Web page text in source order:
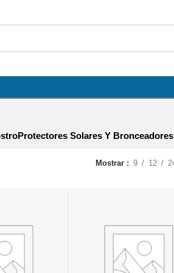
Protectores Solares Y Bronceadores
Mostrar 9 12